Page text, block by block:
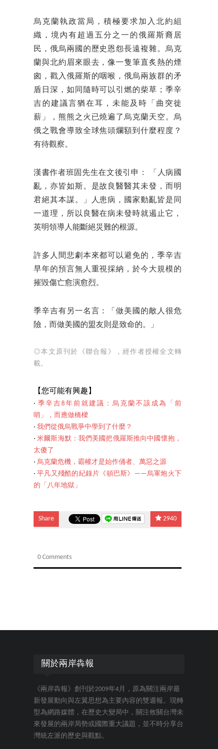
烏克蘭執政當局，積極要求加入北約組
織，境內有超過五分之一的俄羅斯裔居
民，俄烏兩國的歷史恩怨長遠複雜。烏克
蘭與北約眉來眼去，像一隻筆直炙熱的煙
囪，戳入俄羅斯的咽喉，俄烏兩族群的矛
盾日深，如同隨時可以引燃的柴草；季辛
吉的建議言猶在耳，未能及時「曲突徙
薪」，熊熊之火已燒遍了烏克蘭天空。烏
俄之戰會導致全球焦頭爛額到什麼程度？
有待觀察。
漢書作者班固先生在文後引申： 「人病國
亂，亦皆如斯。是故良醫醫其未發，而明
君絕其本謀。」人患病，國家動亂皆是同
一道理，所以良醫在病未發時就遏止它，
英明領導人能斷絕災難的根源。
許多人間悲劇本來都可以避免的，季辛吉
早年的預言無人重視採納，於今大規模的
摧毀傷亡愈演愈烈。
季辛吉有另一名言：「做美國的敵人很危
險，而做美國的盟友則是致命的。」
◎本文原刊於《聯合報》，經作者授權全文轉
載。
【您可能有興趣】
‧ 季辛吉8年前就建議：烏克蘭不該成為「前
哨」，而應做橋樑
‧ 我們從俄烏戰爭中學到了什麼？
‧米爾斯海默：我們美國把俄羅斯推向中國懷抱，
太傻了
‧ 烏克蘭危機，霸權才是始作俑者、萬惡之源
‧平凡又殘酷的紀錄片《頓巴斯》——烏軍炮火下
的「八年地獄」
Share 2940
0 Comments
關於兩岸犇報
《兩岸犇報》創刊於2009年4月，原為關注兩岸最
新發展動向與左翼思想為主要內容的雙週報。現轉
型為網路媒體，在歷史大變局中，關注攸關台灣未
來發展的兩岸局勢或國際重大議題，並不時分享台
灣統左派的歷史與觀點。